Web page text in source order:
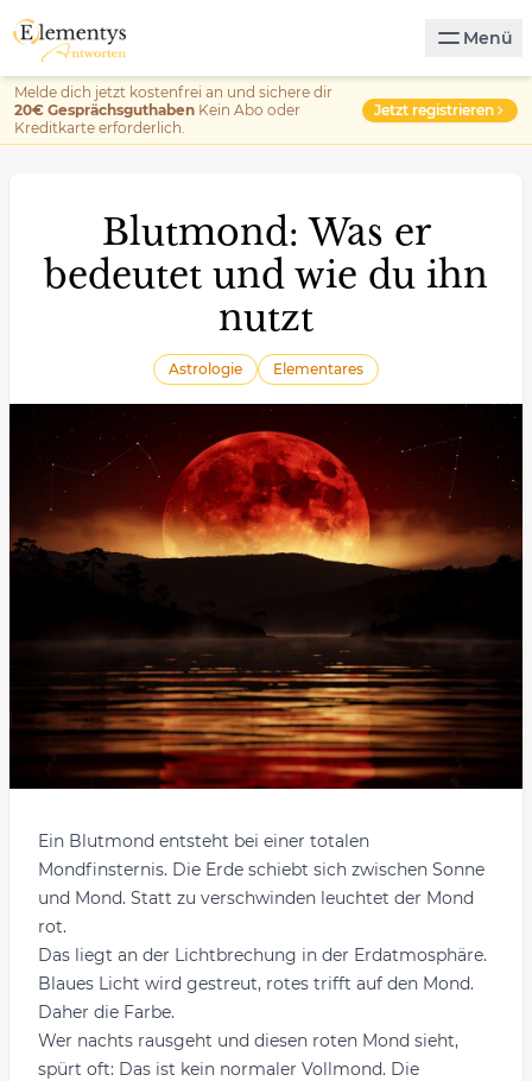
Menü
Melde dich jetzt kostenfrei an und sichere dir
20€ Gesprächsguthaben Kein Abo oder
Kreditkarte erforderlich.
Jetzt registrieren
Blutmond: Was er
bedeutet und wie du ihn
nutzt
Astrologie Elementares
Ein Blutmond entsteht bei einer totalen
Mondfinsternis. Die Erde schiebt sich zwischen Sonne
und Mond. Statt zu verschwinden leuchtet der Mond
rot.
Das liegt an der Lichtbrechung in der Erdatmosphäre.
Blaues Licht wird gestreut, rotes trifft auf den Mond.
Daher die Farbe.
Wer nachts rausgeht und diesen roten Mond sieht,
spürt oft: Das ist kein normaler Vollmond. Die